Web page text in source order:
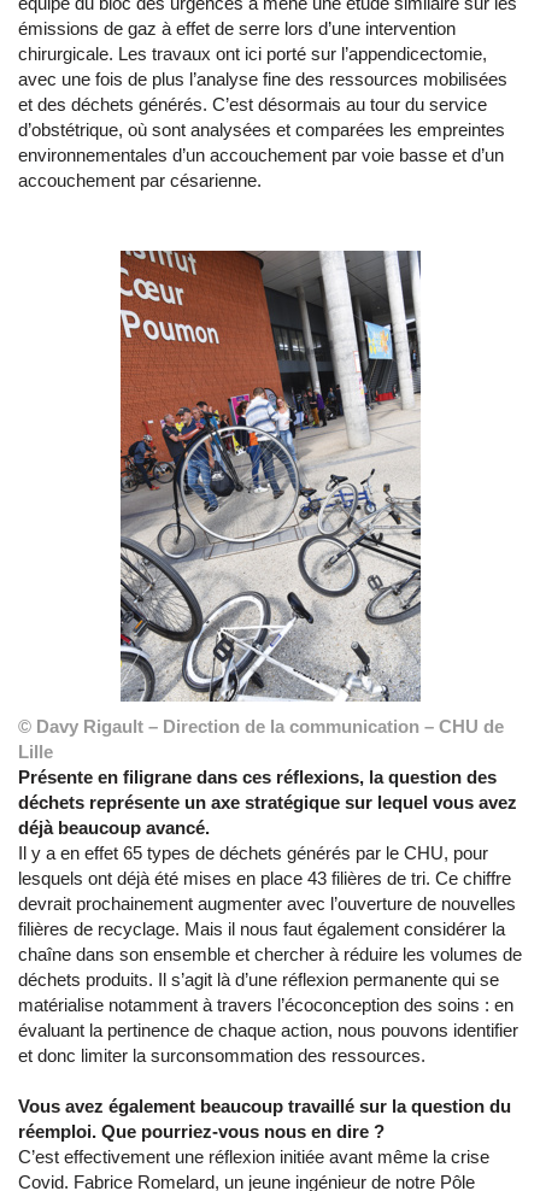
émissions de gaz à effet de serre lors d’une intervention
chirurgicale. Les travaux ont ici porté sur l’appendicectomie,
avec une fois de plus l’analyse fine des ressources mobilisées
et des déchets générés. C’est désormais au tour du service
d’obstétrique, où sont analysées et comparées les empreintes
environnementales d’un accouchement par voie basse et d’un
accouchement par césarienne.
© Davy Rigault – Direction de la communication – CHU de
Lille
Présente en filigrane dans ces réflexions, la question des
déchets représente un axe stratégique sur lequel vous avez
déjà beaucoup avancé.
Il y a en effet 65 types de déchets générés par le CHU, pour
lesquels ont déjà été mises en place 43 filières de tri. Ce chiffre
devrait prochainement augmenter avec l’ouverture de nouvelles
filières de recyclage. Mais il nous faut également considérer la
chaîne dans son ensemble et chercher à réduire les volumes de
déchets produits. Il s’agit là d’une réflexion permanente qui se
matérialise notamment à travers l’écoconception des soins : en
évaluant la pertinence de chaque action, nous pouvons identifier
et donc limiter la surconsommation des ressources.
Vous avez également beaucoup travaillé sur la question du
réemploi. Que pourriez-vous nous en dire ?
C’est effectivement une réflexion initiée avant même la crise
Covid. Fabrice Romelard, un jeune ingénieur de notre Pôle